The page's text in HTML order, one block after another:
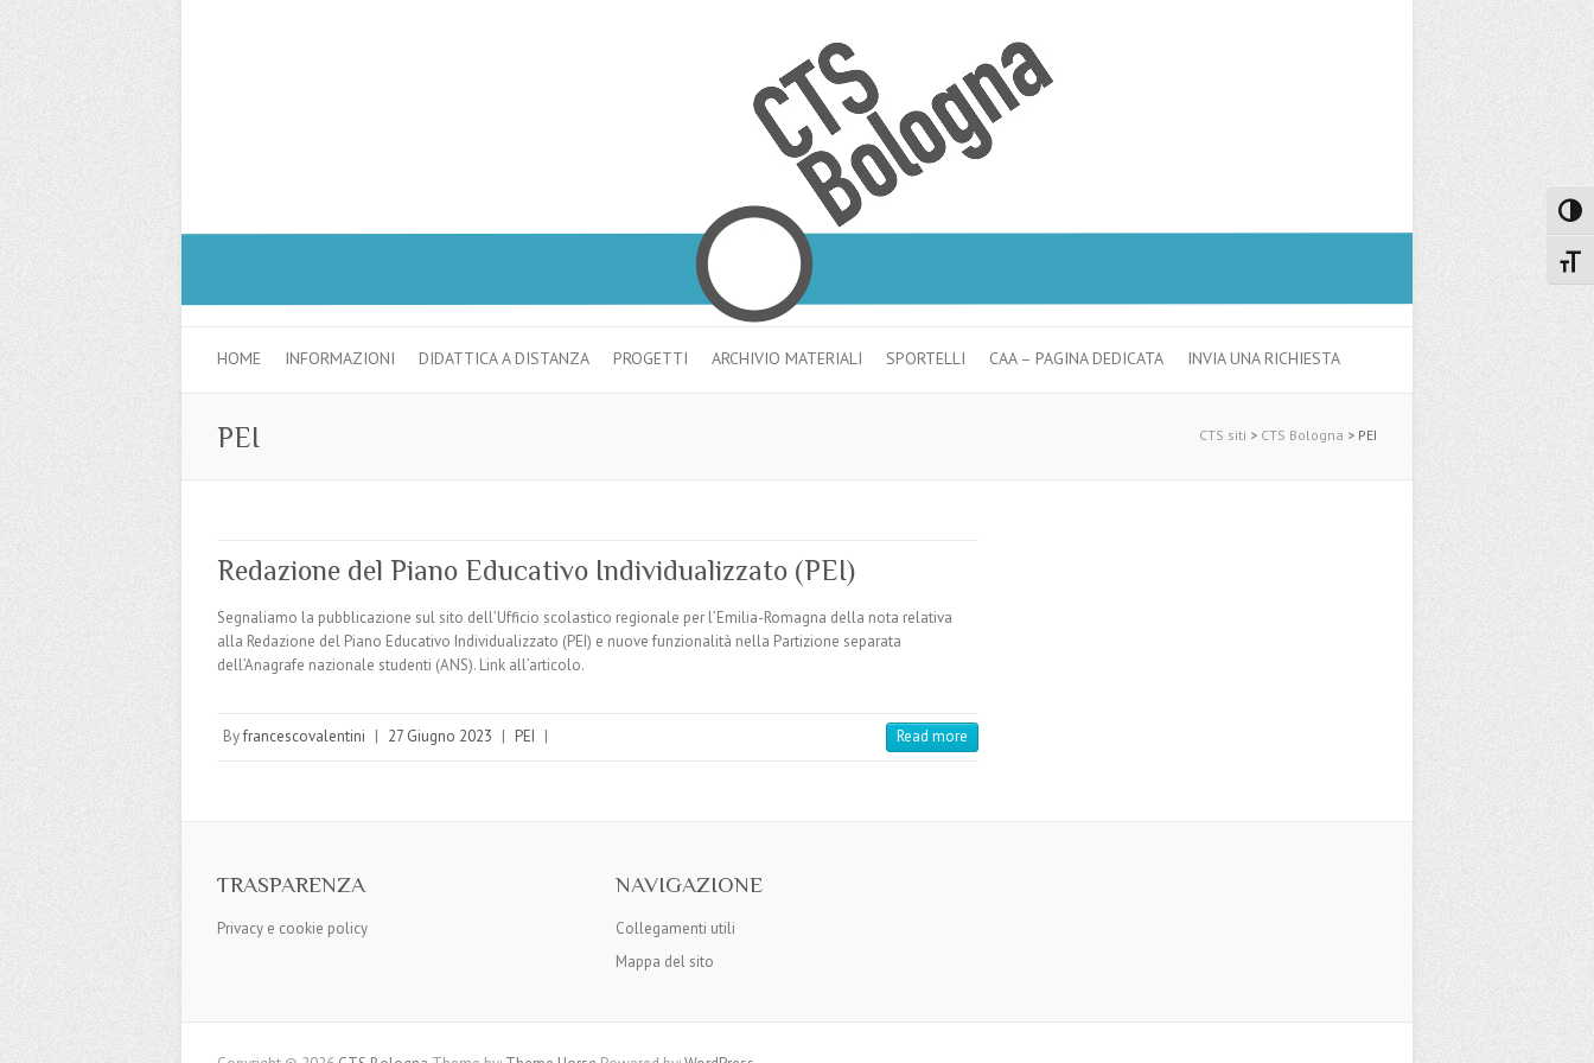
HOME INFORMAZIONI DIDATTICA A DISTANZA PROGETTI ARCHIVIO MATERIALI SPORTELLI CAA – PAGINA DEDICATA INVIA UNA RICHIESTA
CTS siti > CTS Bologna > PEI
PEI
Redazione del Piano Educativo Individualizzato (PEI)
Segnaliamo la pubblicazione sul sito dell’Ufficio scolastico regionale per l’Emilia-Romagna della nota relativa
alla Redazione del Piano Educativo Individualizzato (PEI) e nuove funzionalità nella Partizione separata
dell’Anagrafe nazionale studenti (ANS). Link all’articolo.
Byfrancescovalentini | 27 Giugno 2023 | PEI | Read more
TRASPARENZA
Privacy e cookie policy
NAVIGAZIONE
Collegamenti utili
Mappa del sito